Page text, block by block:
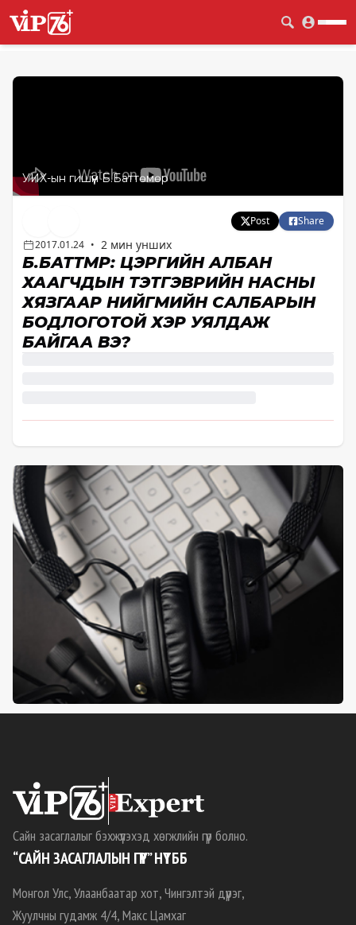
УИХ-ын гишүүн Б.Баттөмөр
Post
Share
2017.01.24 • 2 мин унших
Б.БАТТӨМӨР: ЦЭРГИЙН АЛБАН
ХААГЧДЫН ТЭТГЭВРИЙН НАСНЫ
ХЯЗГААР НИЙГМИЙН САЛБАРЫН
БОДЛОГОТОЙ ХЭР УЯЛДАЖ
БАЙГАА ВЭ?
Сайн засаглалыг бэхжүүлэхэд хөгжлийн гүүр болно.
“САЙН ЗАСАГЛАЛЫН ГҮҮР” НҮТББ
Монгол Улс, Улаанбаатар хот, Чингэлтэй дүүрэг,
Жуулчны гудамж 4/4, Макс Цамхаг